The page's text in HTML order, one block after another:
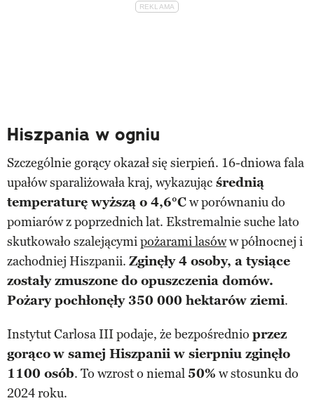
Hiszpania w ogniu
Szczególnie gorący okazał się sierpień. 16-dniowa fala
upałów sparaliżowała kraj, wykazując średnią
temperaturę wyższą o 4,6°Cw porównaniu do
pomiarów z poprzednich lat. Ekstremalnie suche lato
skutkowało szalejącymipożarami lasóww północnej i
zachodniej Hiszpanii. Zginęły 4 osoby, a tysiące
zostały zmuszone do opuszczenia domów.
Pożary pochłonęły 350 000 hektarów ziemi.
Instytut Carlosa III podaje, że bezpośrednio przez
gorącow samej Hiszpanii w sierpniu zginęło
1100 osób. To wzrost o niemal 50% w stosunku do
2024 roku.